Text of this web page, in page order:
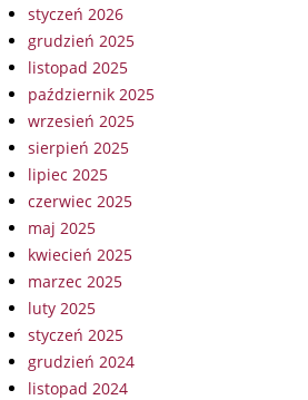
styczeń 2026
grudzień 2025
listopad 2025
październik 2025
wrzesień 2025
sierpień 2025
lipiec 2025
czerwiec 2025
maj 2025
kwiecień 2025
marzec 2025
luty 2025
styczeń 2025
grudzień 2024
listopad 2024